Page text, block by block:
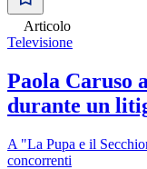
Articolo
Televisione
Paola Caruso
durante un
A "La Pupa e il
concorrenti